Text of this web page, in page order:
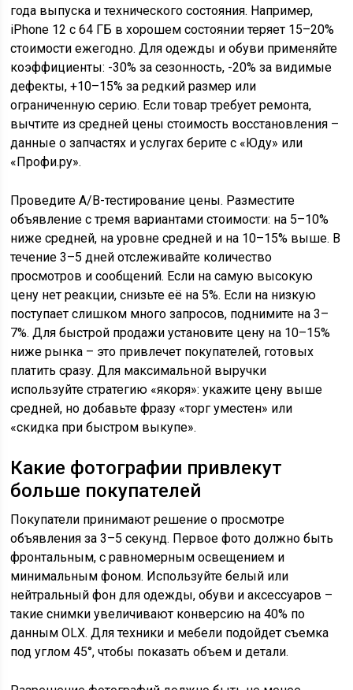
года выпуска и технического состояния. Например,
iPhone 12 с 64 ГБ в хорошем состоянии теряет 15–20%
стоимости ежегодно. Для одежды и обуви применяйте
коэффициенты: -30% за сезонность, -20% за видимые
дефекты, +10–15% за редкий размер или
ограниченную серию. Если товар требует ремонта,
вычтите из средней цены стоимость восстановления –
данные о запчастях и услугах берите с «Юду» или
«Профи.ру».
Проведите A/B-тестирование цены. Разместите
объявление с тремя вариантами стоимости: на 5–10%
ниже средней, на уровне средней и на 10–15% выше. В
течение 3–5 дней отслеживайте количество
просмотров и сообщений. Если на самую высокую
цену нет реакции, снизьте её на 5%. Если на низкую
поступает слишком много запросов, поднимите на 3–
7%. Для быстрой продажи установите цену на 10–15%
ниже рынка – это привлечет покупателей, готовых
платить сразу. Для максимальной выручки
используйте стратегию «якоря»: укажите цену выше
средней, но добавьте фразу «торг уместен» или
«скидка при быстром выкупе».
Какие фотографии привлекут
больше покупателей
Покупатели принимают решение о просмотре
объявления за 3–5 секунд. Первое фото должно быть
фронтальным, с равномерным освещением и
минимальным фоном. Используйте белый или
нейтральный фон для одежды, обуви и аксессуаров –
такие снимки увеличивают конверсию на 40% по
данным OLX. Для техники и мебели подойдет съемка
под углом 45°, чтобы показать объем и детали.